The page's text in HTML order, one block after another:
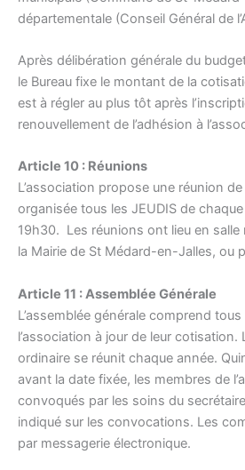
départementale (Conseil Général de
Après délibération générale du
le Bureau fixe le montant de la
est à régler au plus tôt après
renouvellement de l’adhésion à
Article 10 : Réunions
L’association propose une réunion
organisée tous les JEUDIS de
19h30. Les réunions ont lieu en
la Mairie de St Médard-en-Jalles, ou
Article 11 : Assemblée Générale
L’assemblée générale comprend
l’association à jour de leur cotisation.
ordinaire se réunit chaque année.
avant la date fixée, les membres de
convoqués par les soins du
indiqué sur les convocations. Les
par messagerie électronique.